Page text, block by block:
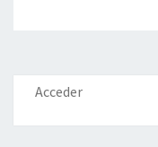
Acceder